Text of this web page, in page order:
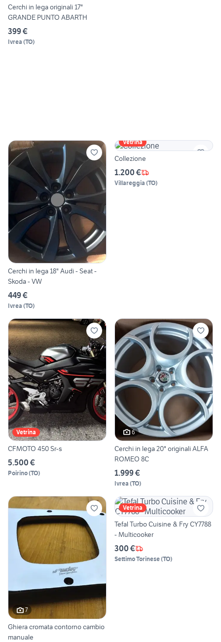
Cerchi in lega originali 17"
GRANDE PUNTO ABARTH
399 €
Ivrea (TO)
Cerchi in lega 18" Audi - Seat -
Skoda - VW
449 €
Ivrea (TO)
Vetrina
Collezione
1.200 €
Villareggia (TO)
Vetrina
CFMOTO 450 Sr-s
5.500 €
Poirino(TO)
6
Cerchi in lega 20" originali ALFA
ROMEO 8C
1.999 €
Ivrea (TO)
7
Ghiera cromata contorno cambio
manuale
Vetrina
Tefal Turbo Cuisine & Fry CY7788
- Multicooker
300 €
Settimo Torinese(TO)